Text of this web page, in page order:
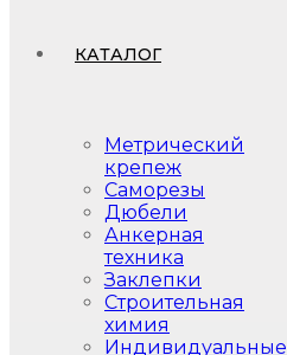
КАТАЛОГ
Метрический
крепеж
Саморезы
Дюбели
Анкерная
техника
Заклепки
Строительная
химия
Индивидуальные